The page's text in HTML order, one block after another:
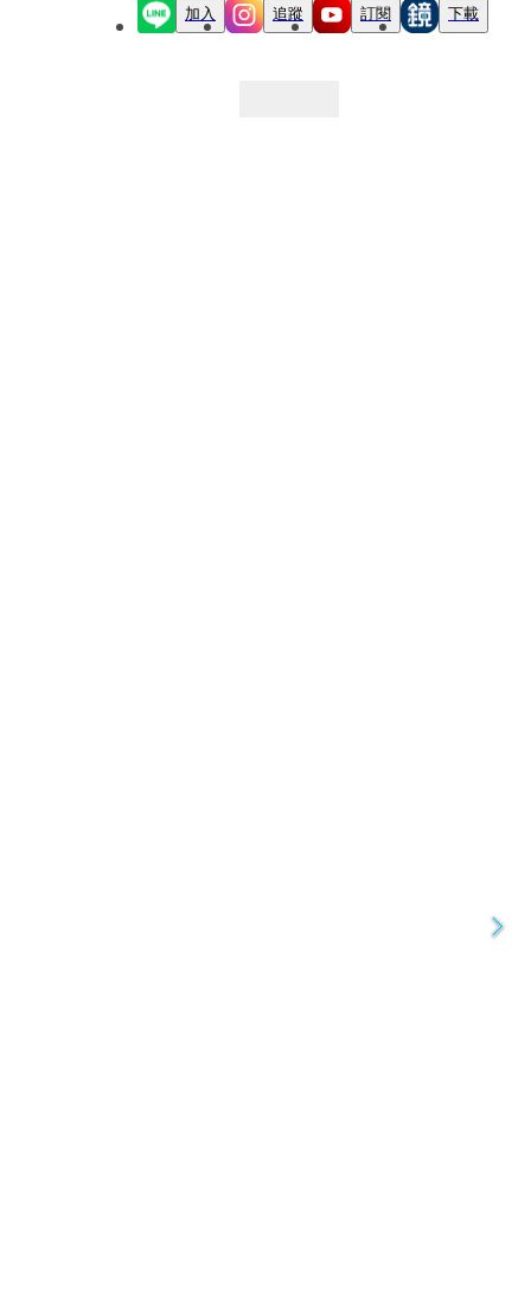
加入 追蹤 訂閱 下載